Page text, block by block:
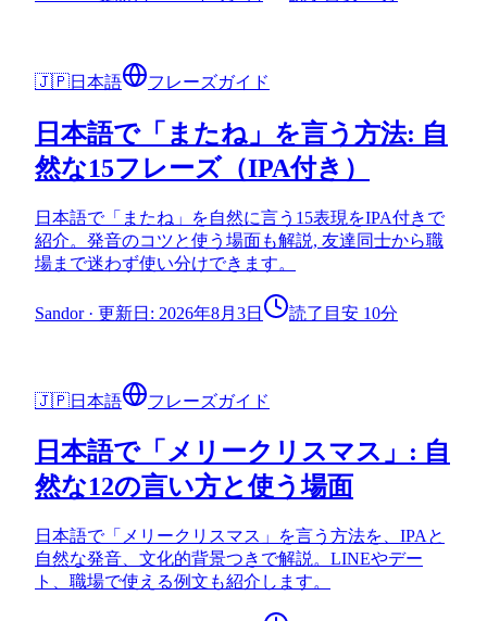
🇯🇵日本語 フレーズガイド
日本語で「またね」を言う方法: 自
然な15フレーズ（IPA付き）
日本語で「またね」を自然に言う15表現をIPA付きで
紹介。発音のコツと使う場面も解説, 友達同士から職
場まで迷わず使い分けできます。
Sandor· 更新日: 2026年8月3日 読了目安 10分
🇯🇵日本語 フレーズガイド
日本語で「メリークリスマス」: 自
然な12の言い方と使う場面
日本語で「メリークリスマス」を言う方法を、IPAと
自然な発音、文化的背景つきで解説。LINEやデー
ト、職場で使える例文も紹介します。